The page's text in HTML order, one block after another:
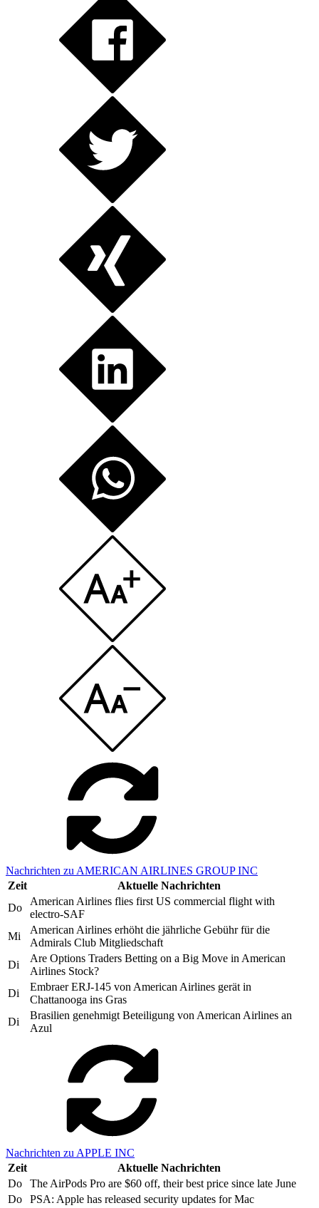
Nachrichten zu AMERICAN AIRLINES GROUP INC
Zeit
Aktuelle Nachrichten
Do
American Airlines flies first US commercial flight with
electro-SAF
Mi
American Airlines erhöht die jährliche Gebühr für die
Admirals Club Mitgliedschaft
Di
Are Options Traders Betting on a Big Move in American
Airlines Stock?
Di
Embraer ERJ-145 von American Airlines gerät in
Chattanooga ins Gras
Di
Brasilien genehmigt Beteiligung von American Airlines an
Azul
Nachrichten zu APPLE INC
Zeit
Aktuelle Nachrichten
Do
The AirPods Pro are $60 off, their best price since late June
Do
PSA: Apple has released security updates for Mac